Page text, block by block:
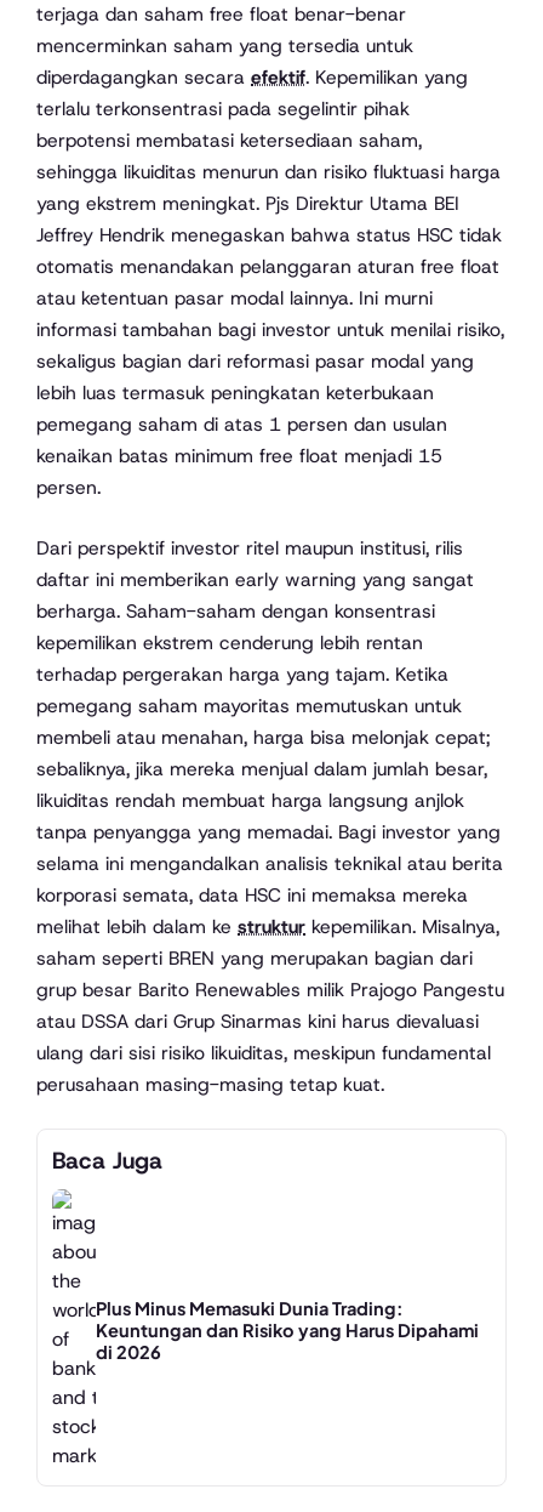
terjaga dan saham free float benar-benar
mencerminkan saham yang tersedia untuk
diperdagangkan secara efektif. Kepemilikan yang
terlalu terkonsentrasi pada segelintir pihak
berpotensi membatasi ketersediaan saham,
sehingga likuiditas menurun dan risiko fluktuasi harga
yang ekstrem meningkat. Pjs Direktur Utama BEI
Jeffrey Hendrik menegaskan bahwa status HSC tidak
otomatis menandakan pelanggaran aturan free float
atau ketentuan pasar modal lainnya. Ini murni
informasi tambahan bagi investor untuk menilai risiko,
sekaligus bagian dari reformasi pasar modal yang
lebih luas termasuk peningkatan keterbukaan
pemegang saham di atas 1 persen dan usulan
kenaikan batas minimum free float menjadi 15
persen.
Dari perspektif investor ritel maupun institusi, rilis
daftar ini memberikan early warning yang sangat
berharga. Saham-saham dengan konsentrasi
kepemilikan ekstrem cenderung lebih rentan
terhadap pergerakan harga yang tajam. Ketika
pemegang saham mayoritas memutuskan untuk
membeli atau menahan, harga bisa melonjak cepat;
sebaliknya, jika mereka menjual dalam jumlah besar,
likuiditas rendah membuat harga langsung anjlok
tanpa penyangga yang memadai. Bagi investor yang
selama ini mengandalkan analisis teknikal atau berita
korporasi semata, data HSC ini memaksa mereka
melihat lebih dalam ke struktur kepemilikan. Misalnya,
saham seperti BREN yang merupakan bagian dari
grup besar Barito Renewables milik Prajogo Pangestu
atau DSSA dari Grup Sinarmas kini harus dievaluasi
ulang dari sisi risiko likuiditas, meskipun fundamental
perusahaan masing-masing tetap kuat.
Baca Juga
Plus Minus Memasuki Dunia Trading:
Keuntungan dan Risiko yang Harus Dipahami
di 2026